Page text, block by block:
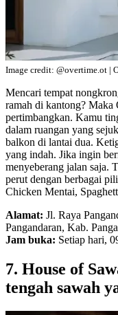
Image credit: @overtime.ot |
Mencari tempat
ramah di kantong? Maka
pertimbangkan. Kamu
dalam ruangan yang
balkon di lantai dua.
yang indah. Jika ingin
menyeberang jalan saja.
perut dengan berbagai
Chicken Mentai,
Alamat: Jl. Raya
Pangandaran, Kab.
Jam buka: Setiap hari,
7. House of
tengah sawah